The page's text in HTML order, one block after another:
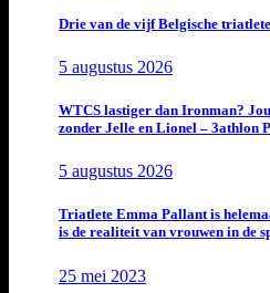
Drie van de vijf Belgische
5 augustus 2026
WTCS lastiger dan Ironman?
zonder Jelle en Lionel – 3athlon
5 augustus 2026
Triatlete Emma Pallant is
is de realiteit van vrouwen in de
25 mei 2023